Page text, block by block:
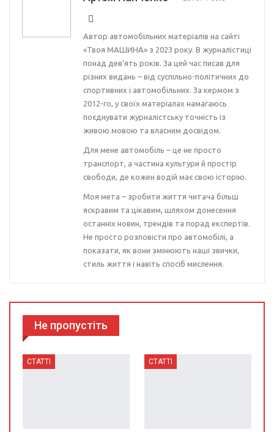
Автор автомобільних матеріалів на сайті
«Твоя МАШИНА» з 2023 року. В журналістиці
понад дев’ять років. За цей час писав для
різних видань – від суспільно-політичних до
спортивних і автомобільних. За кермом з
2012-го, у своїх матеріалах намагаюсь
поєднувати журналістську точність із
живою мовою та власним досвідом.
Для мене автомобіль – це не просто
транспорт, а частина культури й простір
свободи, де кожен водій має свою історію.
Моя мета – зробити життя читача більш
яскравим та цікавим, шляхом донесення
останніх новин, трендів та порад експертів.
Не просто розповісти про автомобілі, а
показати, як вони змінюють наші звички,
стиль життя і навіть спосіб мислення.
Не пропустіть
СТАТТІ СТАТТІ